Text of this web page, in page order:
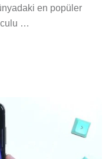
en popüler
…